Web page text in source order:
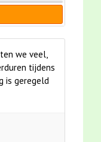
we veel,
tijdens
is geregeld